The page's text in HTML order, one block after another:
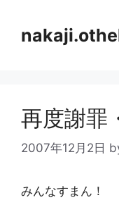
再度謝罪
2007年12月2日
みんなすまん！